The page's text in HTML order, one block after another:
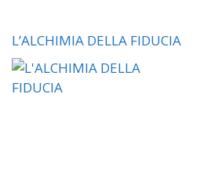
L’ALCHIMIA DELLA FIDUCIA